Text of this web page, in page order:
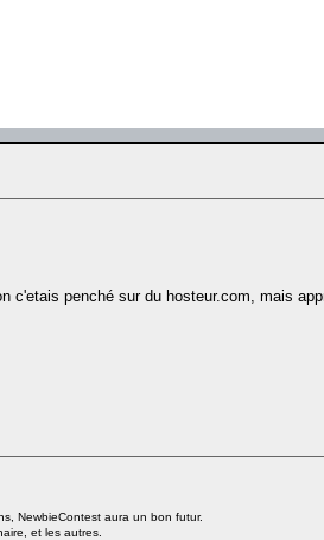
c'etais penché sur du hosteur.com, mais
NewbieContest aura un bon futur.
et les autres.